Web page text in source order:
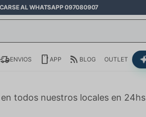
AL WHATSAPP 097080907
ENVIOS APP BLOG OUTLET
todos nuestros locales en 24hs